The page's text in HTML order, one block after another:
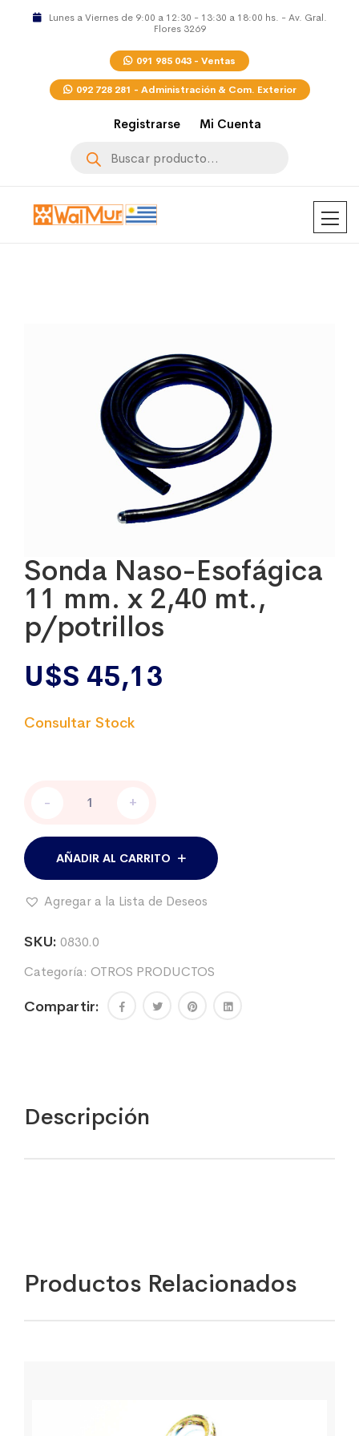
Lunes a Viernes de 9:00 a 12:30 - 13:30 a 18:00 hs. - Av. Gral.
Flores 3269
091 985 043 - Ventas
092 728 281 - Administración & Com. Exterior
Registrarse Mi Cuenta
Sonda Naso-Esofágica
11 mm. x 2,40 mt.,
p/potrillos
U$S 45,13
Naso-
11
mm.
x
mt.,
cantidad
- +
AÑADIR AL CARRITO
Agregar a la Lista de Deseos
SKU: 0830.0
Categoría: OTROS PRODUCTOS
Compartir:
Descripción
Productos Relacionados